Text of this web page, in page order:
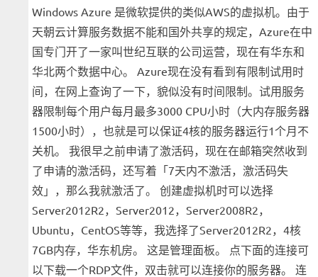
Windows Azure 是微软提供的类似AWS的虚拟机。由于
天朝云计算服务数据不能和国外共享的规定，Azure在中
国专门开了一家叫世纪互联的公司运营，现在有华东和
华北两个数据中心。 Azure现在没有看到有限制试用时
间，在网上查询了一下，貌似没有时间限制。试用服务
器限制每个用户每月最多3000 CPU小时（大内存服务器
1500小时），也就是可以保证4核的服务器运行1个月不
关机。 我很早之前申请了激活码，现在在邮箱突然收到
了申请的激活码，还写着「7天内不激活，激活码失
效」，那么我就激活了。 创建虚拟机时可以选择
Server2012R2，Server2012，Server2008R2，
Ubuntu，CentOS等等，我选择了Server2012R2，4核
7GB内存，华东机房。 这是管理面板。 点下面的连接可
以下载一个RDP文件，双击就可以连接你的服务器。 连